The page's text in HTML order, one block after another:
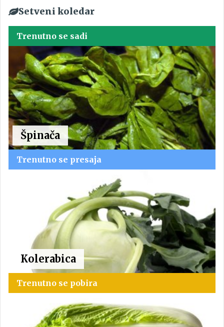
Setveni koledar
Trenutno se sadi
Špinača
Trenutno se presaja
Kolerabica
Trenutno se pobira